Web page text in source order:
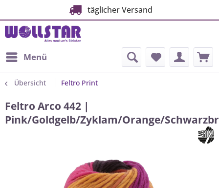
täglicher Versand
Menü
Übersicht Feltro Print
Feltro Arco 442 |
Pink/Goldgelb/Zyklam/Orange/